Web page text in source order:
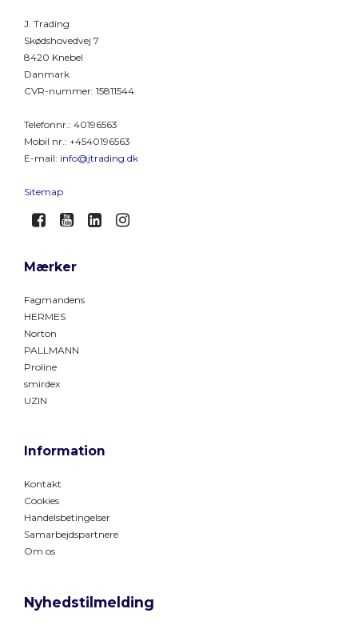
J. Trading
Skødshovedvej 7
8420 Knebel
Danmark
CVR-nummer: 15811544
Telefonnr.: 40196563
Mobil nr.: +4540196563
E-mail: info@jtrading.dk
Sitemap
Mærker
Fagmandens
HERMES
Norton
PALLMANN
Proline
smirdex
UZIN
Information
Kontakt
Cookies
Handelsbetingelser
Samarbejdspartnere
Om os
Nyhedstilmelding